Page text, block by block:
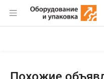
Раздел